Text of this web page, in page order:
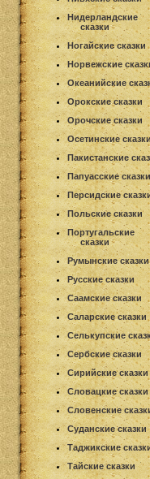
Нидерландские
сказки
Ногайские сказки
Норвежские
Океанийские
Орокские сказки
Орочские сказки
Осетинские
Пакистанские
Папуасские сказки
Персидские
Польские сказки
Португальские
сказки
Румынские сказки
Русские сказки
Саамские сказки
Саларские сказки
Селькупские
Сербские сказки
Сирийские сказки
Словацкие сказки
Словенские
Суданские сказки
Таджикские
Тайские сказки